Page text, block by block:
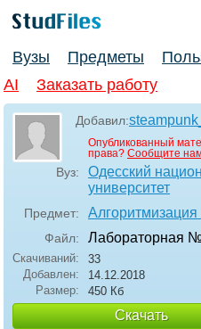
Вузы Предметы
AI
Заказать работу
Добавил:
Опубликованный
права? Сообщите
Вуз:
Одесский
университет
Предмет:
Файл: Лабораторная
Скачиваний:
33
Добавлен:
14.12.2018
Размер:
450 Кб
Скачать